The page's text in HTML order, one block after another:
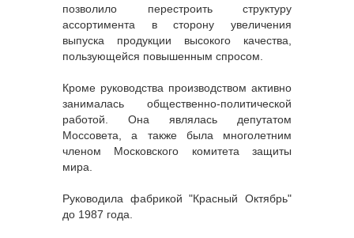
позволило перестроить структуру
ассортимента в сторону увеличения
выпуска продукции высокого качества,
пользующейся повышенным спросом.
Кроме руководства производством активно
занималась общественно-политической
работой. Она являлась депутатом
Моссовета, а также была многолетним
членом Московского комитета защиты
мира.
Руководила фабрикой "Красный Октябрь"
до 1987 года.